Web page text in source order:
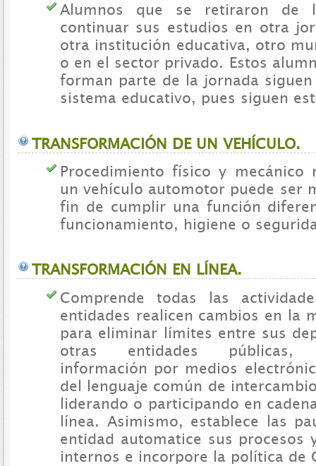
Alumnos que se retiraron de
continuar sus estudios en otra
otra institución educativa, otro
o en el sector privado. Estos
forman parte de la jornada
sistema educativo, pues siguen
TRANSFORMACIÓN DE UN VEHÍCULO.
Procedimiento físico y mecánico
un vehículo automotor puede ser
fin de cumplir una función
funcionamiento, higiene o
TRANSFORMACIÓN EN LÍNEA.
Comprende todas las
entidades realicen cambios en la
para eliminar límites entre sus
otras entidades públicas,
información por medios
del lenguaje común de
liderando o participando en
línea. Asimismo, establece las
entidad automatice sus procesos
internos e incorpore la política de